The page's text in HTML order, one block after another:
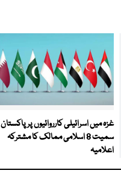
غزہ میں اسرائیلی کارروائیوں پر پاکستان
سمیت 8 اسلامی ممالک کا مشترکہ
اعلامیہ